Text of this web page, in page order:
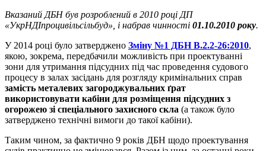
Вказаний ДБН був розроблений в 2010 році ДП
«УкрНДІпроцивільсільбуд», і набрав чинності 01.10.2010 року.
У 2014 році було затверджено Зміну №1 ДБН В.2.2-26:2010,
якою, зокрема, передбачили можливість при проектуванні
зони для утримання підсудних під час проведення судового
процесу в залах засідань для розгляду кримінальних справ
замість металевих загороджувальних ґрат
використовувати кабіни для розміщення підсудних з
огорожею зі спеціального захисного скла (а також було
затверджено технічні вимоги до такої кабіни).
Таким чином, за фактично 9 років ДБН щодо проектування